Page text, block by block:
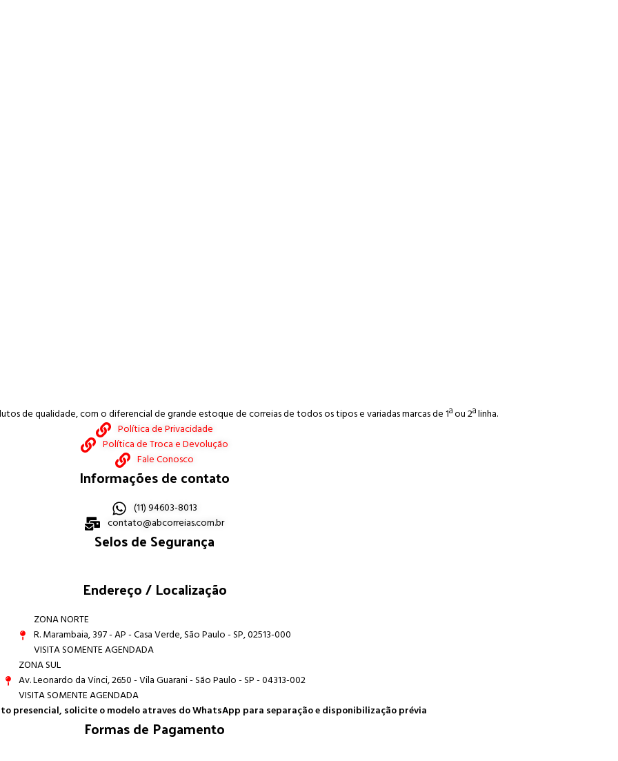
de qualidade, com o diferencial de grande estoque de correias de todos os tipos e variadas marcas de 1ª ou 2ª linha.
Política de Privacidade
Política de Troca e Devolução
Fale Conosco
Informações de contato
(11) 94603-8013
contato@abcorreias.com.br
Selos de Segurança
Endereço / Localização
ZONA NORTE
R. Marambaia, 397 - AP - Casa Verde, São Paulo - SP, 02513-000
VISITA SOMENTE AGENDADA
ZONA SUL
Av. Leonardo da Vinci, 2650 - Vila Guarani - São Paulo - SP - 04313-002
VISITA SOMENTE AGENDADA
presencial, solicite o modelo atraves do WhatsApp para separação e disponibilização prévia
Formas de Pagamento